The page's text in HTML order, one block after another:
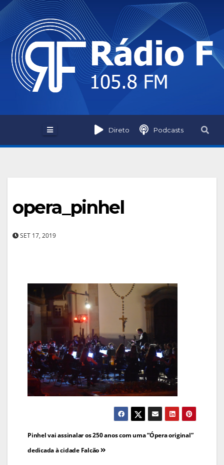
Skip
to
content
Direto Podcasts
opera_pinhel
SET 17, 2019
Navegação
de
Pinhel vai assinalar os 250 anos com uma “Ópera original”
dedicada à cidade Falcão